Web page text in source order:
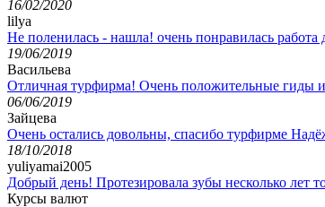
16/02/2020
lilya
Не поленилась - нашла! очень понравилась работа
19/06/2019
Васильева
Отличная турфирма! Очень положительные гиды
06/06/2019
Зайцева
Очень остались довольны, спасибо турфирме
18/10/2018
yuliyamai2005
Добрый день! Протезировала зубы несколько лет
Курсы валют